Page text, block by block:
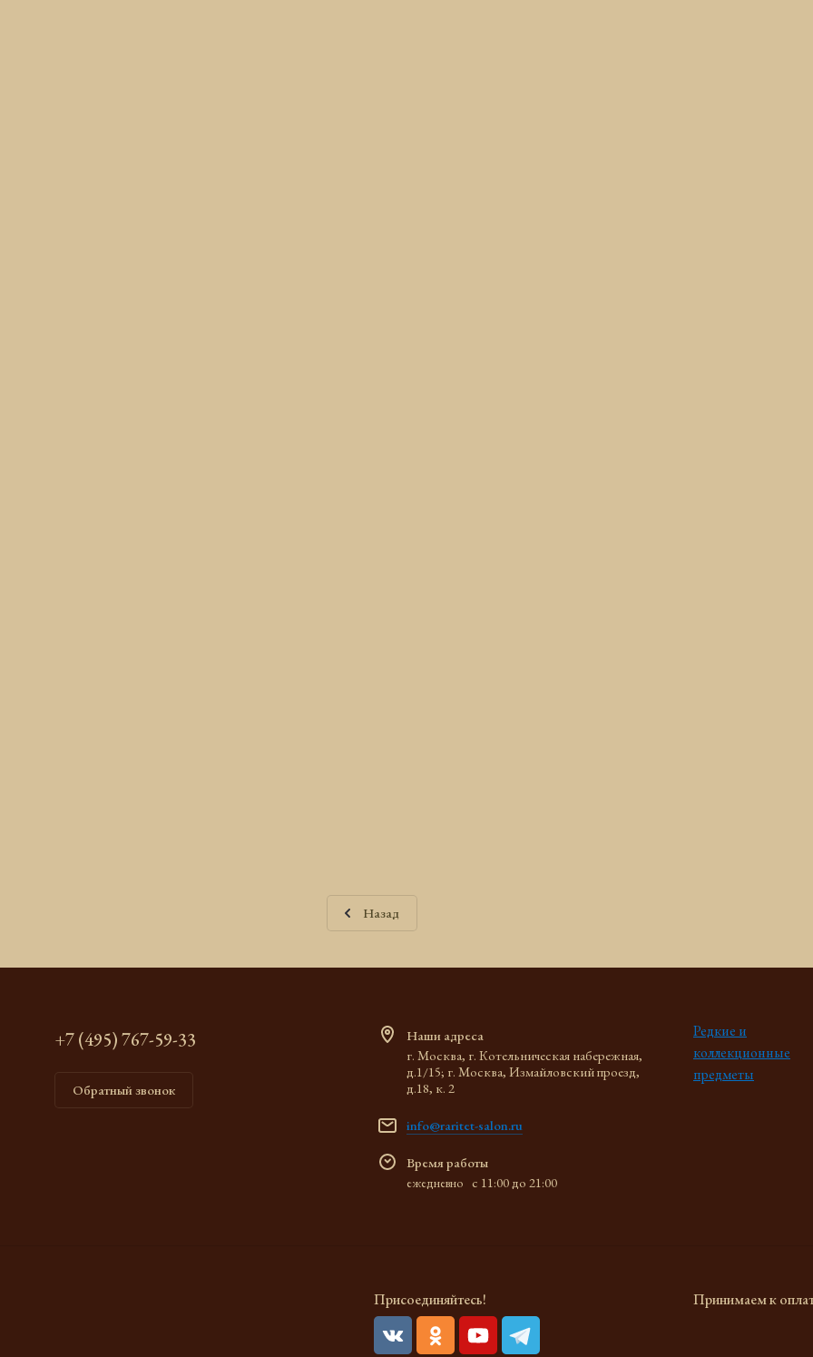
Назад
+7 (495) 767-59-33
Обратный звонок
Наши адреса
г. Москва, г. Котельническая набережная,
д.1/15; г. Москва, Измайловский проезд,
д.18, к. 2
info@raritet-salon.ru
Время работы
ежедневно c 11:00 до 21:00
Редкие и
коллекционные
предметы
Присоединяйтесь! Принимаем к